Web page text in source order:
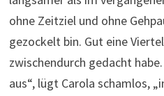
ohne Zeitziel und ohne
gezockelt bin. Gut eine
zwischendurch gedacht
aus“, lügt Carola schamlos,